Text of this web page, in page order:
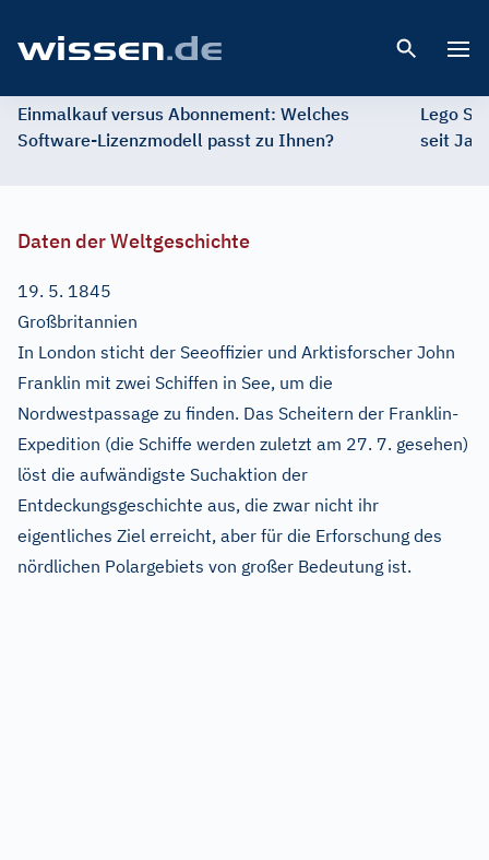
Einmalkauf versus Abonnement: Welches
Software-Lizenzmodell passt zu Ihnen?
Lego
seit
Daten der Weltgeschichte
19. 5. 1845
Großbritannien
In London sticht der Seeoffizier und Arktisforscher John
Franklin mit zwei Schiffen in See, um die
Nordwestpassage zu finden. Das Scheitern der Franklin-
Expedition (die Schiffe werden zuletzt am 27. 7. gesehen)
löst die aufwändigste Suchaktion der
Entdeckungsgeschichte aus, die zwar nicht ihr
eigentliches Ziel erreicht, aber für die Erforschung des
nördlichen Polargebiets von großer Bedeutung ist.